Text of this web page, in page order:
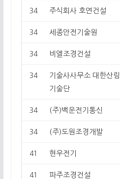
34 주식회사 호연건설
34 세종안전기술원
34 비엘조경건설
34
기술사사무소 대한산림
기술단
34 (주)백운전기통신
34 (주)도원조경개발
41 현우전기
41 파주조경건설